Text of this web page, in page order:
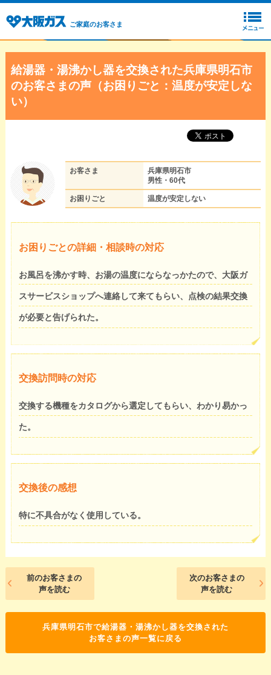
ご家庭のお客さま
給湯器・湯沸かし器を交換された兵庫県明石市
のお客さまの声（お困りごと：温度が安定しな
い）
お客さま
兵庫県明石市
男性・60代
お困りごと 温度が安定しない
お困りごとの詳細・相談時の対応
お風呂を沸かす時、お湯の温度にならなっかたので、大阪ガ
スサービスショップへ連絡して来てもらい、点検の結果交換
が必要と告げられた。
交換訪問時の対応
交換する機種をカタログから選定してもらい、わかり易かっ
た。
交換後の感想
特に不具合がなく使用している。
前のお客さまの
声を読む
次のお客さまの
声を読む
兵庫県明石市で給湯器・湯沸かし器を交換された
お客さまの声一覧に戻る